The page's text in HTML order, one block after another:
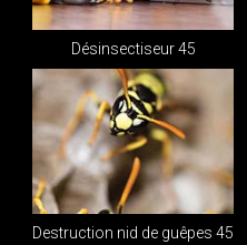
Désinsectiseur 45
Destruction nid de guêpes 45